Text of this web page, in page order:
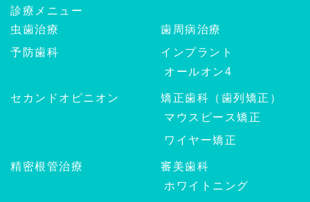
診療メニュー
虫歯治療
歯周病治療
予防歯科
インプラント
オールオン4
セカンドオピニオン
矯正歯科（歯列矯正）
マウスピース矯正
ワイヤー矯正
精密根管治療
審美歯科
ホワイトニング